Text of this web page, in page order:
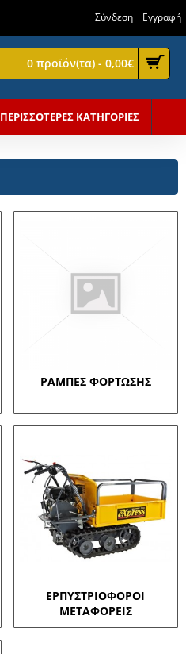
Σύνδεση Εγγραφή
0 προϊόν(τα) - 0,00€
ΠΕΡΙΣΣΟΤΕΡΕΣ ΚΑΤΗΓΟΡΙΕΣ
ΡΑΜΠΕΣ ΦΟΡΤΩΣΗΣ
ΕΡΠΥΣΤΡΙΟΦΟΡΟΙ
ΜΕΤΑΦΟΡΕΙΣ